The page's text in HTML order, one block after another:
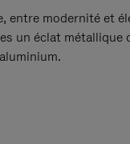
entre modernité et
un éclat métallique